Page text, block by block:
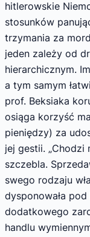
hitlerowskie
stosunków
trzymania za
jeden zależy od
hierarchicznym.
a tym samym
prof. Beksiaka
osiąga korzyść
pieniędzy) za
jej gestii. „Chodzi
szczebla.
swego rodzaju
dysponowała
dodatkowego
handlu